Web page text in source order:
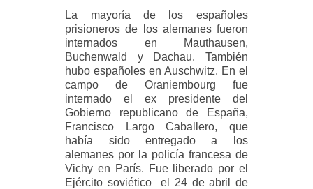
La mayoría de los españoles
prisioneros de los alemanes fueron
internados en Mauthausen,
Buchenwald y Dachau. También
hubo españoles en Auschwitz. En el
campo de Oraniembourg fue
internado el ex presidente del
Gobierno republicano de España,
Francisco Largo Caballero, que
había sido entregado a los
alemanes por la policía francesa de
Vichy en París. Fue liberado por el
Ejército soviético el 24 de abril de